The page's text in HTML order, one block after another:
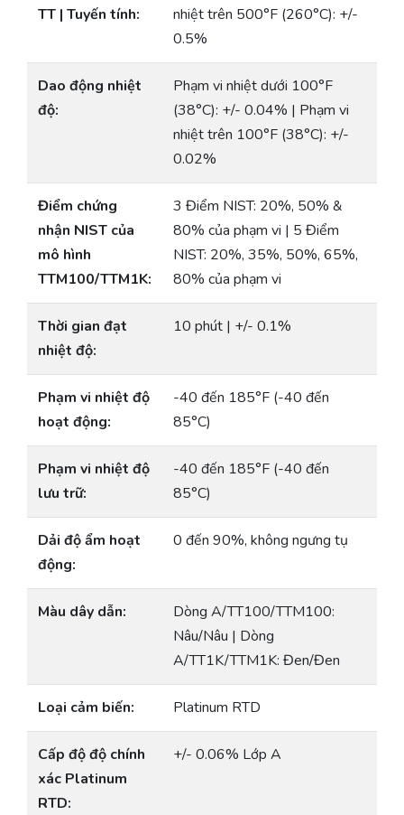
TT | Tuyến tính:
nhiệt trên 500°F (260°C): +/-
0.5%
Dao động nhiệt
độ:
Phạm vi nhiệt dưới 100°F
(38°C): +/- 0.04% | Phạm vi
nhiệt trên 100°F (38°C): +/-
0.02%
Điểm chứng
nhận NIST của
mô hình
TTM100/TTM1K:
3 Điểm NIST: 20%, 50% &
80% của phạm vi | 5 Điểm
NIST: 20%, 35%, 50%, 65%,
80% của phạm vi
Thời gian đạt
nhiệt độ:
10 phút | +/- 0.1%
Phạm vi nhiệt độ
hoạt động:
-40 đến 185°F (-40 đến
85°C)
Phạm vi nhiệt độ
lưu trữ:
-40 đến 185°F (-40 đến
85°C)
Dải độ ẩm hoạt
động:
0 đến 90%, không ngưng tụ
Màu dây dẫn:
Dòng A/TT100/TTM100:
Nâu/Nâu | Dòng
A/TT1K/TTM1K: Đen/Đen
Loại cảm biến: Platinum RTD
Cấp độ độ chính
xác Platinum
RTD:
+/- 0.06% Lớp A